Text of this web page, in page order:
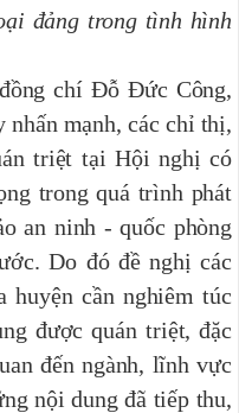
đảng trong tình hình
chí Đỗ Đức Công,
mạnh, các chỉ thị,
triệt tại Hội nghị có
trong quá trình phát
an ninh - quốc phòng
Do đó đề nghị các
huyện cần nghiêm túc
được quán triệt, đặc
đến ngành, lĩnh vực
nội dung đã tiếp thu,